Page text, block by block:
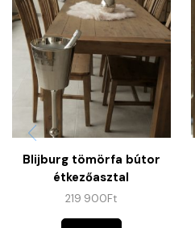
Blijburg tömörfa bútor
étkezőasztal
219 900Ft